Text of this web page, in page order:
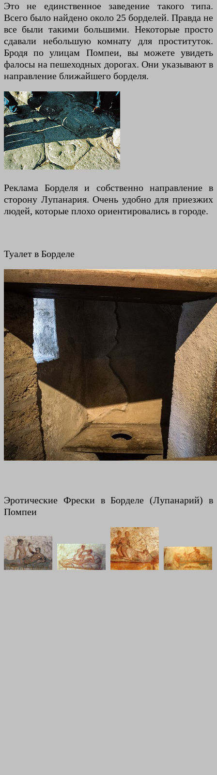
Это не единственное заведение такого типа.
Всего было найдено около 25 борделей. Правда не
все были такими большими. Некоторые просто
сдавали небольшую комнату для проституток.
Бродя по улицам Помпеи, вы можете увидеть
фалосы на пешеходных дорогах. Они указывают в
направление ближайшего борделя.
Реклама Борделя и собственно направление в
сторону Лупанария. Очень удобно для приезжих
людей, которые плохо ориентировались в городе.
Туалет в Борделе
Эротические Фрески в Борделе (Лупанарий) в
Помпеи